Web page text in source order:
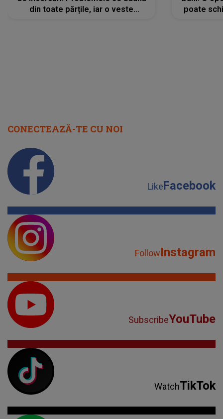
din toate părțile, iar o veste
poate
CONECTEAZĂ-TE CU NOI
LikeFacebook
FollowInstagram
SubscribeYouTube
WatchTikTok